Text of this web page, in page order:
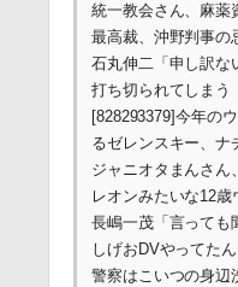
統一教会さん、麻薬
最高裁、沖野判事
石丸伸二「申し訳な
打ち切られてしまう
[828293379]今年の
るゼレンスキー、ナ
ジャニオタまんさん
レオンみたいな12
長嶋一茂「言って
しげおDVやってた
警察はこいつの身辺